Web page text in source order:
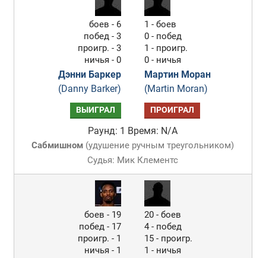
боев - 6
побед - 3
проигр. - 3
ничья - 0
Дэнни Баркер
(Danny Barker)
1 - боев
0 - побед
1 - проигр.
0 - ничья
Мартин Моран
(Martin Moran)
ВЫИГРАЛ ПРОИГРАЛ
Раунд: 1 Время: N/A
Сабмишном (удушение ручным треугольником)
Судья: Мик Клементс
боев - 19
побед - 17
проигр. - 1
ничья - 1
20 - боев
4 - побед
15 - проигр.
1 - ничья